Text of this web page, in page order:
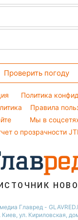
Тана
Проверить погоду
Политика
Правила
Мы в
о прозрачности JTI
Главред -
ул. Кириловская,